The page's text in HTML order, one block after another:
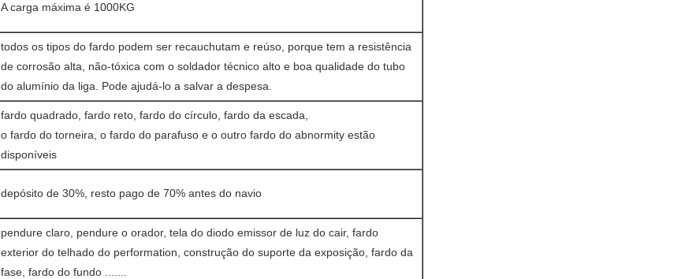
A carga máxima é 1000KG
todos os tipos do fardo podem ser recauchutam e reúso, porque tem a resistência
de corrosão alta, não-tóxica com o soldador técnico alto e boa qualidade do tubo
do alumínio da liga. Pode ajudá-lo a salvar a despesa.
fardo quadrado, fardo reto, fardo do círculo, fardo da escada,
o fardo do torneira, o fardo do parafuso e o outro fardo do abnormity estão
disponíveis
depósito de 30%, resto pago de 70% antes do navio
pendure claro, pendure o orador, tela do diodo emissor de luz do cair, fardo
exterior do telhado do performation, construção do suporte da exposição, fardo da
fase, fardo do fundo .......